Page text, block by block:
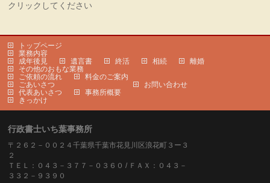
クリックしてください
トップページ
業務内容
成年後見
遺言書 終活 相続
離婚
その他のおもな業務
ご依頼の流れ
料金のご案内
ごあいさつ
代表あいさつ
きっかけ
事務所概要
お問い合わせ
行政書士いち葉事務所
〒２６２－００２４千葉県千葉市花見川区浪花町３ー３
２
ＴＥＬ：０４３－３７７－０３６０ / ＦＡＸ：０４３－
３３２－９３９０